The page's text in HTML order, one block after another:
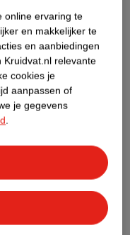
geen Nature
online ervaring te
en makkelijker te
en aanbiedingen
relevante
cookies je
aanpassen of
je gegevens
.